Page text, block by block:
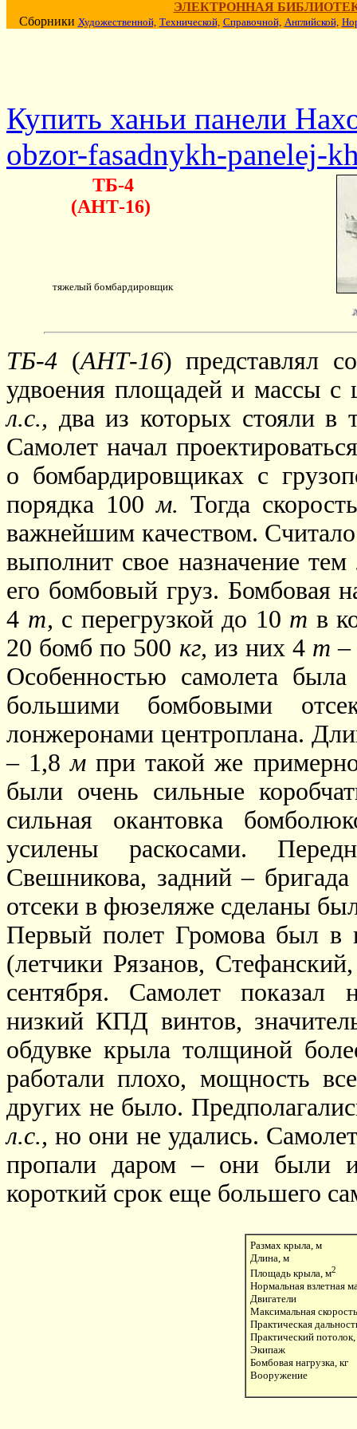
ЭЛЕКТРОННАЯ
Сборники Художественной, Технической, Справочной, Английской,
Купить ханьи панели
obzor-fasadnykh-panelej-
ТБ-4
(АНТ-16)
тяжелый бомбардировщик
ТБ-4 (АНТ-16) представлял
удвоения площадей и массы
л.с., два из которых стояли в
Самолет начал
о бомбардировщиках с
порядка 100м. Тогда
важнейшим качеством.
выполнит свое назначение
его бомбовый груз. Бомбовая
4 т, с перегрузкой до 10 т в
20 бомб по 500 кг, из них 4 т –
Особенностью самолета
большими бомбовыми
лонжеронами центроплана.
– 1,8м при такой же
были очень сильные
сильная окантовка
усилены раскосами.
Свешникова, задний –
отсеки в фюзеляже сделаны
Первый полет Громова был в
(летчики Рязанов,
сентября. Самолет показал
низкий КПД винтов,
обдувке крыла толщиной
работали плохо, мощность
других не было.
л.с., но они не удались.
пропали даром – они были
короткий срок еще большего
Размах крыла, м
Длина, м
Площадь крыла, м2
Нормальная взлетная
Двигатели
Максимальная
Практическая
Практический
Экипаж
Бомбовая нагрузка, кг
Вооружение